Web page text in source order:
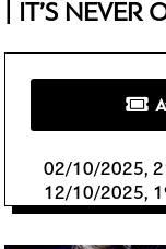
| IT’S NEVER
02/10/2025,
12/10/2025,